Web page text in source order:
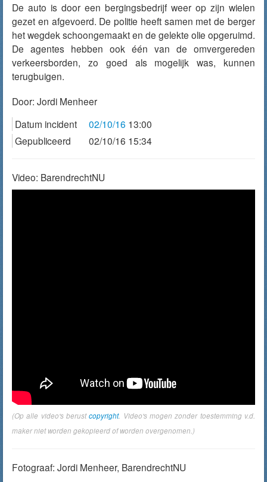
De auto is door een bergingsbedrijf weer op zijn wielen
gezet en afgevoerd. De politie heeft samen met de berger
het wegdek schoongemaakt en de gelekte olie opgeruimd.
De agentes hebben ook één van de omvergereden
verkeersborden, zo goed als mogelijk was, kunnen
terugbuigen.
Door: Jordi Menheer
Datum incident
02/10/16 13:00
Gepubliceerd
02/10/16 15:34
Video: BarendrechtNU
(Op alle video's berustcopyright. Video's mogen zonder toestemming v.d.
maker niet worden gekopieerd of worden overgenomen.)
Fotograaf: Jordi Menheer, BarendrechtNU